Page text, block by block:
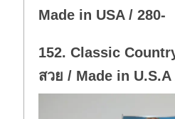
Made in USA / 280-
152. Classic
สวย / Made in U.S.A